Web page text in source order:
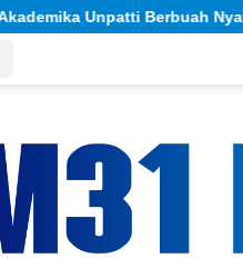
‘Sehari Berkorban’